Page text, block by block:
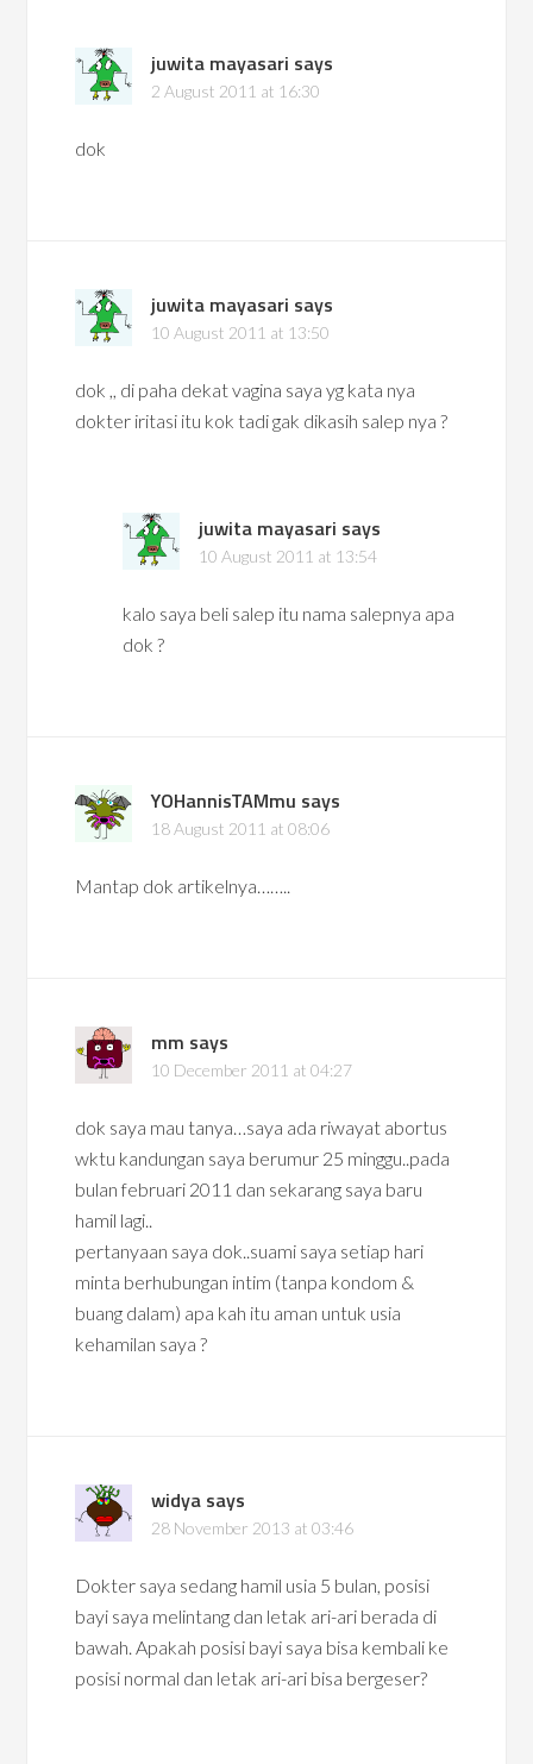
juwita mayasari says
2 August 2011 at 16:30
dok
juwita mayasari says
10 August 2011 at 13:50
dok ,, di paha dekat vagina saya yg kata nya
dokter iritasi itu kok tadi gak dikasih salep nya ?
juwita mayasari says
10 August 2011 at 13:54
kalo saya beli salep itu nama salepnya apa
dok ?
YOHannisTAMmu says
18 August 2011 at 08:06
Mantap dok artikelnya……..
mm says
10 December 2011 at 04:27
dok saya mau tanya…saya ada riwayat abortus
wktu kandungan saya berumur 25 minggu..pada
bulan februari 2011 dan sekarang saya baru
hamil lagi..
pertanyaan saya dok..suami saya setiap hari
minta berhubungan intim (tanpa kondom &
buang dalam) apa kah itu aman untuk usia
kehamilan saya ?
widya says
28 November 2013 at 03:46
Dokter saya sedang hamil usia 5 bulan, posisi
bayi saya melintang dan letak ari-ari berada di
bawah. Apakah posisi bayi saya bisa kembali ke
posisi normal dan letak ari-ari bisa bergeser?